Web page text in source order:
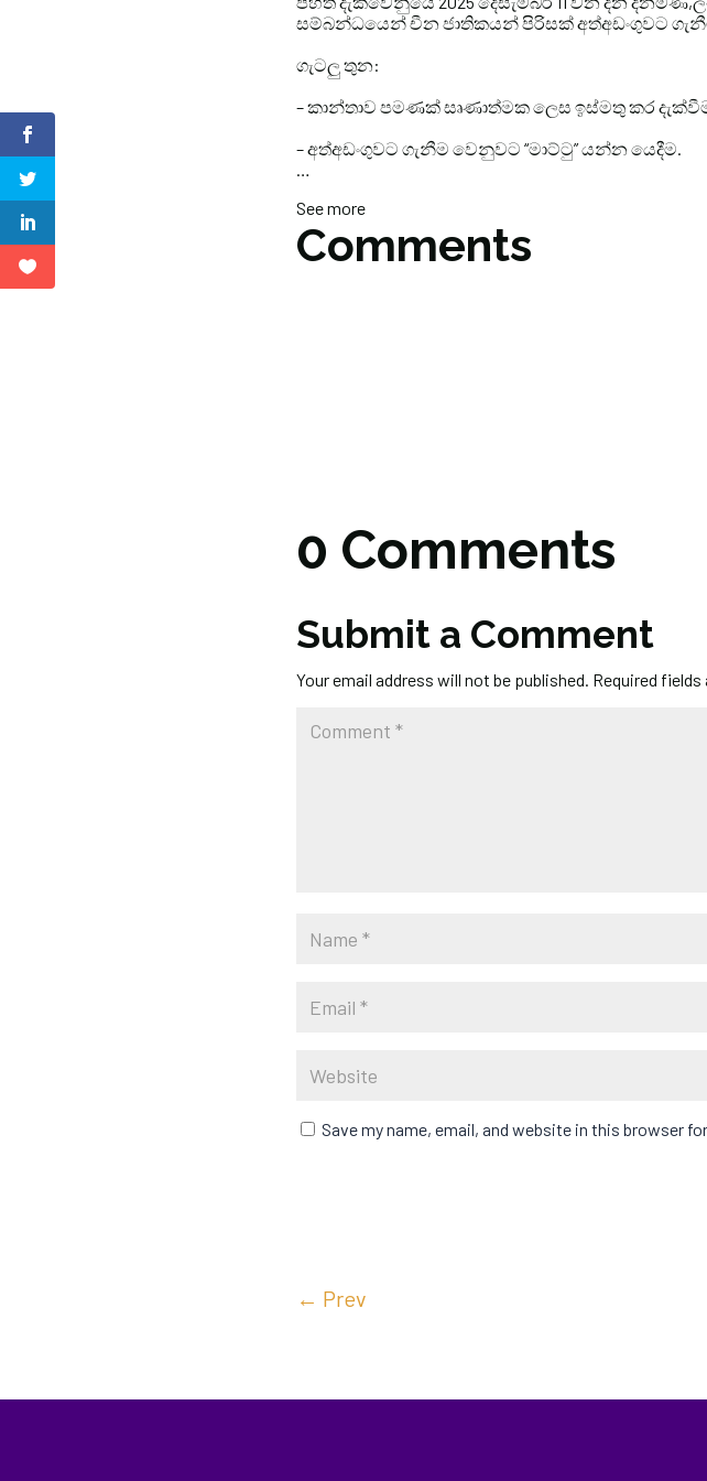
සම්බන්ධයෙන් චීන ජාතිකයන් පිරිසක් අත්අඩංගුවට
ගැටලු තුන:
– කාන්තාව පමණක් සෘණාත්මක ලෙස ඉස්මතු කර
– අත්අඩංගුවට ගැනීම වෙනුවට “මාට්ටු” යන්න යෙදීම.
See more
Comments
0 Comments
Submit a Comment
Your email address will not be published. Required fields
Save my name, email, and website in this browser
← Prev